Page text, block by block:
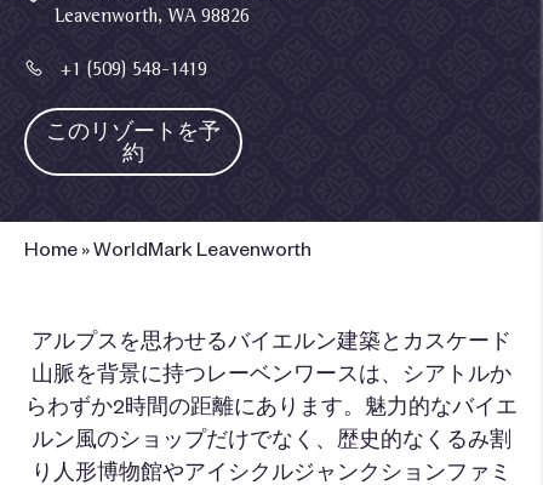
Leavenworth, WA 98826
+1 (509) 548-1419
このリゾートを予
約
Home »WorldMark Leavenworth
アルプスを思わせるバイエルン建築とカスケード
山脈を背景に持つレーベンワースは、シアトルか
らわずか2時間の距離にあります。魅力的なバイエ
ルン風のショップだけでなく、歴史的なくるみ割
り人形博物館やアイシクルジャンクションファミ